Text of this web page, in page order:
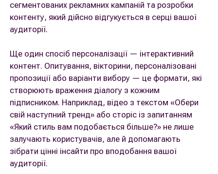
сегментованих рекламних кампаній та розробки
контенту, який дійсно відгукується в серці вашої
аудиторії.
Ще один спосіб персоналізації — інтерактивний
контент. Опитування, вікторини, персоналізовані
пропозиції або варіанти вибору — це формати, які
створюють враження діалогу з кожним
підписником. Наприклад, відео з текстом «Обери
свій наступний тренд» або сторіс із запитанням
«Який стиль вам подобається більше?» не лише
залучають користувачів, але й допомагають
зібрати цінні інсайти про вподобання вашої
аудиторії.